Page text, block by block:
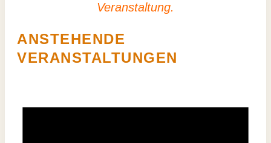
Veranstaltung.
ANSTEHENDE
VERANSTALTUNGEN